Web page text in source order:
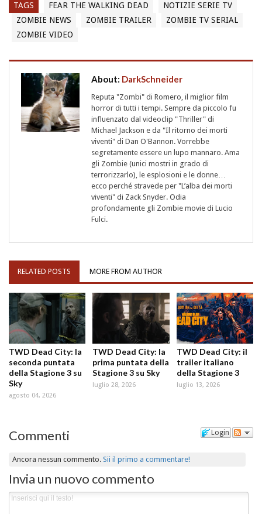
TAGS FEAR THE WALKING DEAD
NOTIZIE SERIE TV
ZOMBIE NEWS
ZOMBIE TRAILER
ZOMBIE TV SERIAL
ZOMBIE VIDEO
About: DarkSchneider
Reputa "Zombi" di Romero, il miglior film
horror di tutti i tempi. Sempre da piccolo fu
influenzato dal videoclip "Thriller" di
Michael Jackson e da "Il ritorno dei morti
viventi" di Dan O'Bannon. Vorrebbe
segretamente essere un lupo mannaro. Ama
gli Zombie (unici mostri in grado di
terrorizzarlo), le esplosioni e le donne…
ecco perché stravede per "L’alba dei morti
viventi" di Zack Snyder. Odia
profondamente gli Zombie movie di Lucio
Fulci.
RELATED POSTS MORE FROM AUTHOR
TWD Dead City: la
seconda puntata
della Stagione 3 su
Sky
agosto 04, 2026
TWD Dead City: la
prima puntata della
Stagione 3 su Sky
luglio 28, 2026
TWD Dead City: il
trailer italiano
della Stagione 3
luglio 13, 2026
Login
Commenti
Ancora nessun commento.Sii il primo a commentare!
Invia un nuovo commento